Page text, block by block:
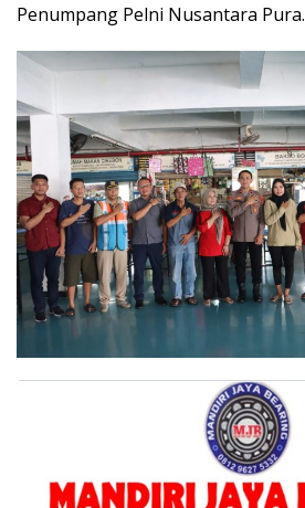
Penumpang Pelni Nusantara Pura.